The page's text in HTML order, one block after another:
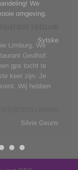
We
omgeving.
FRIESLAND
Sytske
Limburg. We
Geulhof.
gps tocht te
keer zijn. Je
Wij hebben
Silvie Geuns